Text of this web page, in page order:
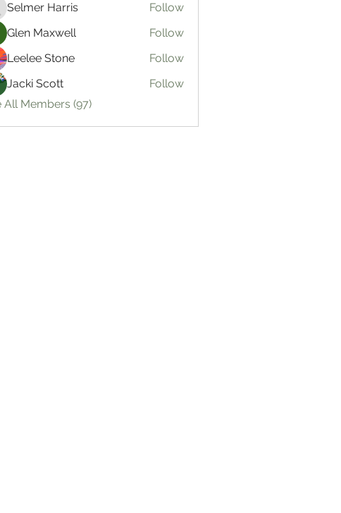
Selmer Harris
Follow
Glen Maxwell
Follow
Leelee Stone
Follow
Jacki Scott
Follow
All Members (97)